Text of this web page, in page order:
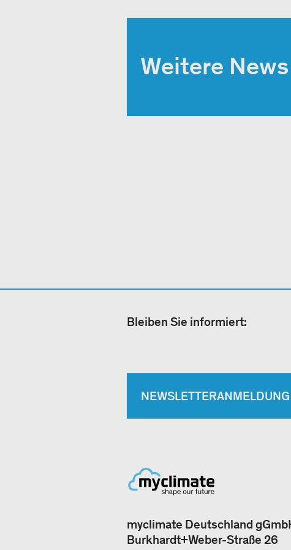
Weitere News
Bleiben Sie informiert:
NEWSLETTERANMELDUNG
myclimate Deutschland
Burkhardt+Weber-Straße 26